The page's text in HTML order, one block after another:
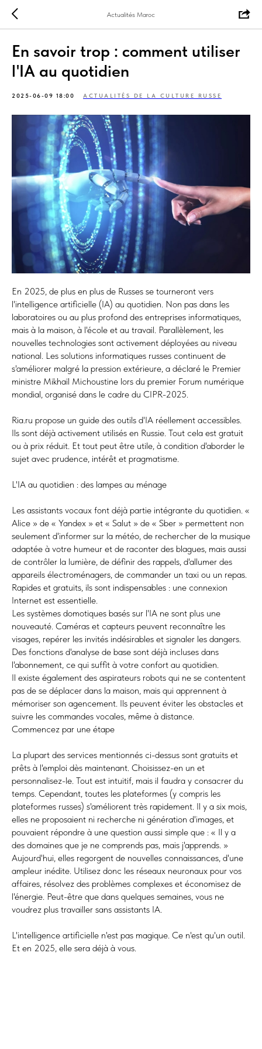
Actualités Maroc
En savoir trop : comment utiliser
l'IA au quotidien
2025-06-09 18:00 ACTUALITÉS DE LA CULTURE RUSSE
En 2025, de plus en plus de Russes se tourneront vers
l'intelligence artificielle (IA) au quotidien. Non pas dans les
laboratoires ou au plus profond des entreprises informatiques,
mais à la maison, à l'école et au travail. Parallèlement, les
nouvelles technologies sont activement déployées au niveau
national. Les solutions informatiques russes continuent de
s'améliorer malgré la pression extérieure, a déclaré le Premier
ministre Mikhaïl Michoustine lors du premier Forum numérique
mondial, organisé dans le cadre du CIPR-2025.
Ria.ru propose un guide des outils d'IA réellement accessibles.
Ils sont déjà activement utilisés en Russie. Tout cela est gratuit
ou à prix réduit. Et tout peut être utile, à condition d'aborder le
sujet avec prudence, intérêt et pragmatisme.
L'IA au quotidien : des lampes au ménage
Les assistants vocaux font déjà partie intégrante du quotidien. «
Alice » de « Yandex » et « Salut » de « Sber » permettent non
seulement d'informer sur la météo, de rechercher de la musique
adaptée à votre humeur et de raconter des blagues, mais aussi
de contrôler la lumière, de définir des rappels, d'allumer des
appareils électroménagers, de commander un taxi ou un repas.
Rapides et gratuits, ils sont indispensables : une connexion
Internet est essentielle.
Les systèmes domotiques basés sur l'IA ne sont plus une
nouveauté. Caméras et capteurs peuvent reconnaître les
visages, repérer les invités indésirables et signaler les dangers.
Des fonctions d'analyse de base sont déjà incluses dans
l'abonnement, ce qui suffit à votre confort au quotidien.
Il existe également des aspirateurs robots qui ne se contentent
pas de se déplacer dans la maison, mais qui apprennent à
mémoriser son agencement. Ils peuvent éviter les obstacles et
suivre les commandes vocales, même à distance.
Commencez par une étape
La plupart des services mentionnés ci-dessus sont gratuits et
prêts à l'emploi dès maintenant. Choisissez-en un et
personnalisez-le. Tout est intuitif, mais il faudra y consacrer du
temps. Cependant, toutes les plateformes (y compris les
plateformes russes) s'améliorent très rapidement. Il y a six mois,
elles ne proposaient ni recherche ni génération d'images, et
pouvaient répondre à une question aussi simple que : « Il y a
des domaines que je ne comprends pas, mais j'apprends. »
Aujourd'hui, elles regorgent de nouvelles connaissances, d'une
ampleur inédite. Utilisez donc les réseaux neuronaux pour vos
affaires, résolvez des problèmes complexes et économisez de
l'énergie. Peut-être que dans quelques semaines, vous ne
voudrez plus travailler sans assistants IA.
L'intelligence artificielle n'est pas magique. Ce n'est qu'un outil.
Et en 2025, elle sera déjà à vous.